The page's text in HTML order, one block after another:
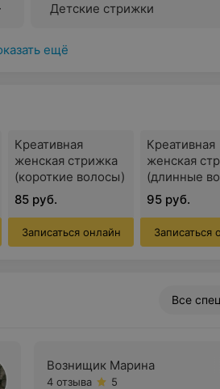
Детские стрижки
ещё
Креативная
женская стрижка
(короткие волосы)
85 руб.
Записаться онлайн
Креативная
женская
(длинные
95 руб.
Записаться
Все
Вознищик Марина
4 отзыва 5